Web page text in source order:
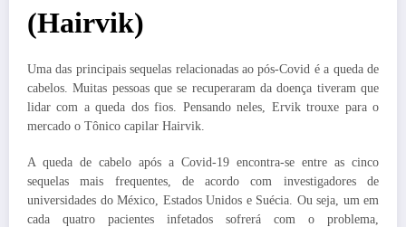
(Hairvik)
Uma das principais sequelas relacionadas ao pós-Covid é a queda de
cabelos. Muitas pessoas que se recuperaram da doença tiveram que
lidar com a queda dos fios. Pensando neles, Ervik trouxe para o
mercado o Tônico capilar Hairvik.
A queda de cabelo após a Covid-19 encontra-se entre as cinco
sequelas mais frequentes, de acordo com investigadores de
universidades do México, Estados Unidos e Suécia. Ou seja, um em
cada quatro pacientes infetados sofrerá com o problema,